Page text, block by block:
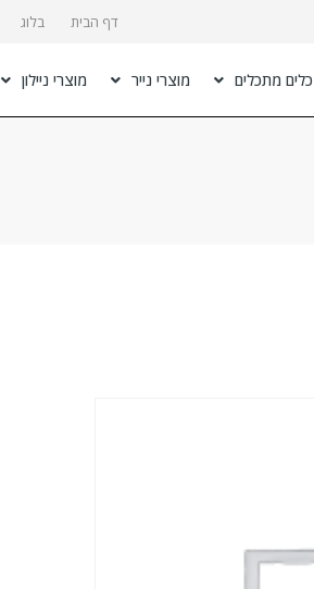
דף הבית בלוג
כלים מתכלים מוצרי נייר מוצרי ניילון